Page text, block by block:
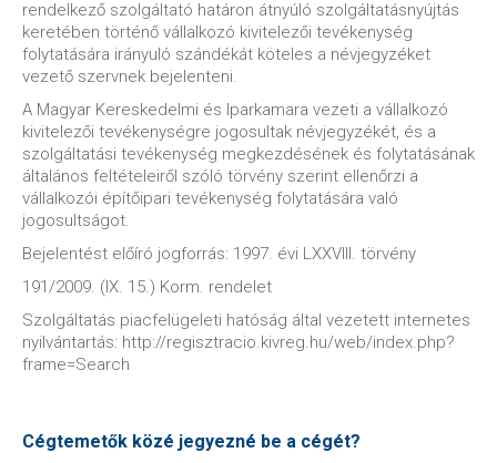
rendelkező szolgáltató határon átnyúló szolgáltatásnyújtás
keretében történő vállalkozó kivitelezői tevékenység
folytatására irányuló szándékát köteles a névjegyzéket
vezető szervnek bejelenteni.
A Magyar Kereskedelmi és Iparkamara vezeti a vállalkozó
kivitelezői tevékenységre jogosultak névjegyzékét, és a
szolgáltatási tevékenység megkezdésének és folytatásának
általános feltételeiről szóló törvény szerint ellenőrzi a
vállalkozói építőipari tevékenység folytatására való
jogosultságot.
Bejelentést előíró jogforrás: 1997. évi LXXVIII. törvény
191/2009. (IX. 15.) Korm. rendelet
Szolgáltatás piacfelügeleti hatóság által vezetett internetes
nyilvántartás: http://regisztracio.kivreg.hu/web/index.php?
frame=Search
Cégtemetők közé jegyezné be a cégét?